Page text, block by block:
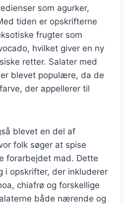
som agurker,
tiden er opskrifterne
frugter som
hvilket giver en ny
retter. Salater med
blevet populære, da de
der appellerer til
blevet en del af
folk søger at spise
forarbejdet mad. Dette
i opskrifter, der inkluderer
chiafrø og forskellige
både nærende og